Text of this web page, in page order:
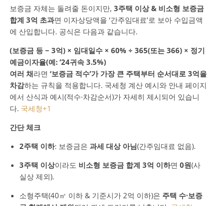
보증금 자체는 돌려줄 돈이지만, 3주택 이상 & 비소형 보증금
합계 3억 초과면 이자상당액을 ‘간주임대료’로 보아 수입금액
에 산입합니다. 공식은 다음과 같습니다.
(보증금 등 − 3억) × 임대일수 × 60% ÷ 365(또는 366) × 정기
예금이자율(예: ’24귀속 3.5%)
여러 채라면 ‘보증금 적수’가 가장 큰 주택부터 순서대로 3억을
차감하는 규칙을 적용합니다. 국세청 계산 예시와 안내 페이지
에서 산식과 예시(적수·차감순서)가 자세히 제시되어 있습니
다. 국세청+1
간단 체크
2주택 이하: 보증금은 과세 대상 아님(간주임대료 없음).
3주택 이상이라도 비소형 보증금 합계 3억 이하면 0원(사
실상 제외).
소형주택(40㎡ 이하 & 기준시가 2억 이하)은 주택 수·보증